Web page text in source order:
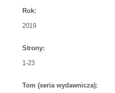
Rok:
2019
Strony:
1-23
Tom (seria wydawnicza):